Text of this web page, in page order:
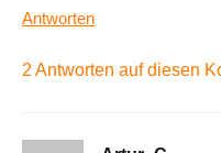
Antworten
2 Antworten auf diesen